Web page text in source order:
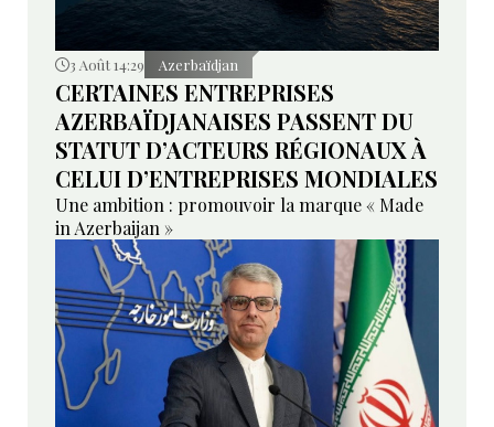
3 Août 14:29 Azerbaïdjan
CERTAINES ENTREPRISES
AZERBAÏDJANAISES PASSENT DU
STATUT D’ACTEURS RÉGIONAUX À
CELUI D’ENTREPRISES MONDIALES
Une ambition : promouvoir la marque « Made
in Azerbaijan »